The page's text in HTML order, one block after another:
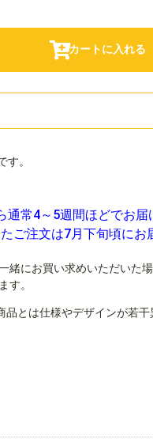
カートに入れる
。
常4～5週間ほどでお届
ご注文は7月下旬頃にお
緒にお買い求めいただいた
す。
とは仕様やデザインが若干